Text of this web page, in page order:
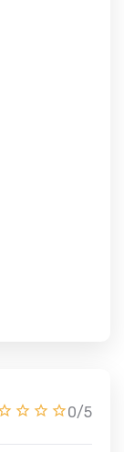
0/5